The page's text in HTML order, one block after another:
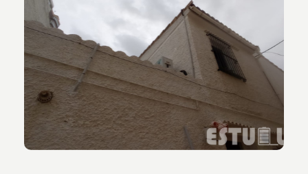
Vista desde calle de casa unifamiliar.